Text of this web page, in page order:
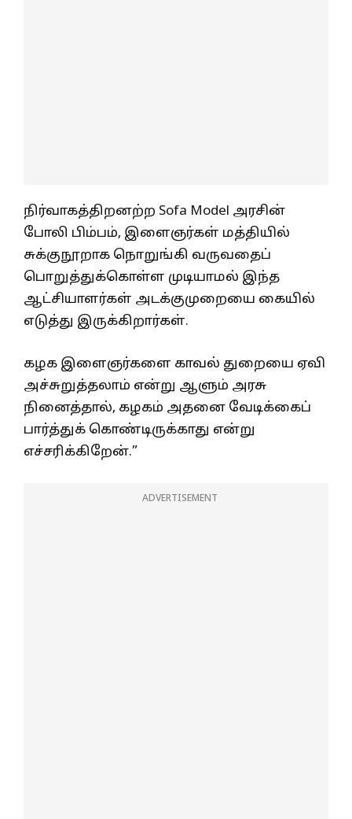
நிர்வாகத்திறனற்ற Sofa Model அரசின்
போலி பிம்பம், இளைஞர்கள் மத்தியில்
சுக்குநூறாக நொறுங்கி வருவதைப்
பொறுத்துக்கொள்ள முடியாமல் இந்த
ஆட்சியாளர்கள் அடக்குமுறையை கையில்
எடுத்து இருக்கிறார்கள்.
கழக இளைஞர்களை காவல் துறையை ஏவி
அச்சுறுத்தலாம் என்று ஆளும் அரசு
நினைத்தால், கழகம் அதனை வேடிக்கைப்
பார்த்துக் கொண்டிருக்காது என்று
எச்சரிக்கிறேன்.”
ADVERTISEMENT